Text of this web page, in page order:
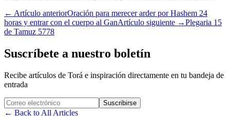
← Artículo anteriorOración para merecer arder por Hashem 24
horas y entrar con el cuerpo al GanArtículo siguiente →Plegaria 15
de Tamuz 5778
Suscríbete a nuestro boletín
Recibe artículos de Torá e inspiración directamente en tu bandeja de
entrada
Website (leave blank) Suscribirse
← Back to All Articles